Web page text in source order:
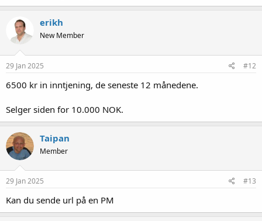
erikh
New Member
29 Jan 2025 #12
6500 kr in inntjening, de seneste 12 månedene.
Selger siden for 10.000 NOK.
Taipan
Member
29 Jan 2025 #13
Kan du sende url på en PM